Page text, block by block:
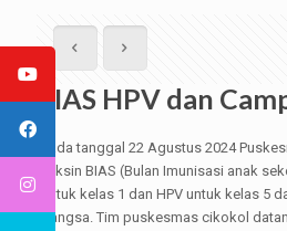
BIAS HPV dan
Pada tanggal 22 Agustus 2024
vaksin BIAS (Bulan Imunisasi anak
untuk kelas 1 dan HPV untuk kelas 5
Bangsa. Tim puskesmas cikokol